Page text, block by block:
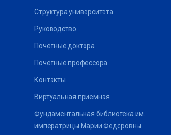
Структура университета
Руководство
Почётные доктора
Почётные профессора
Контакты
Виртуальная приемная
Фундаментальная библиотека им.
императрицы Марии Федоровны